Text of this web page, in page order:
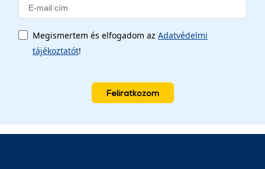
Megismertem és elfogadom az Adatvédelmi
tájékoztatót!
Feliratkozom